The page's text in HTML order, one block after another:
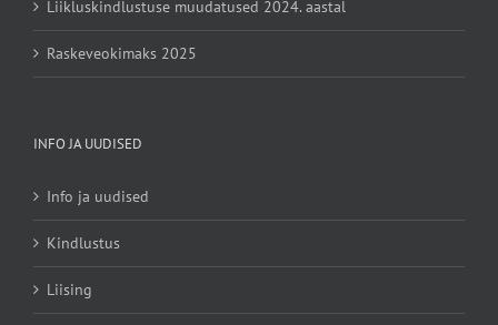
Liikluskindlustuse muudatused 2024. aastal
Raskeveokimaks 2025
INFO JA UUDISED
Info ja uudised
Kindlustus
Liising